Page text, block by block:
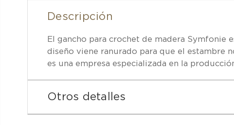
Descripción
El gancho para crochet de madera Symfonie
diseño viene ranurado para que el estambre
es una empresa especializada en la
Otros detalles